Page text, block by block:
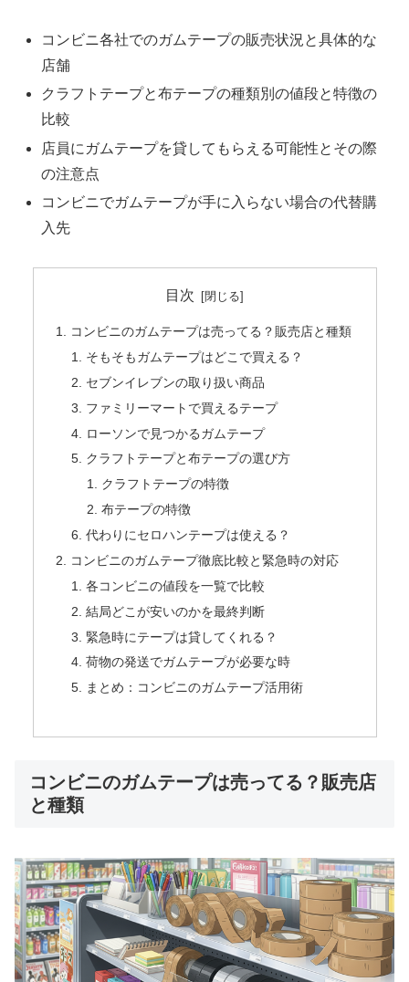
コンビニ各社でのガムテープの販売状況と具体的な
店舗
クラフトテープと布テープの種類別の値段と特徴の
比較
店員にガムテープを貸してもらえる可能性とその際
の注意点
コンビニでガムテープが手に入らない場合の代替購
入先
目次
コンビニのガムテープは売ってる？販売店と種類
そもそもガムテープはどこで買える？
セブンイレブンの取り扱い商品
ファミリーマートで買えるテープ
ローソンで見つかるガムテープ
クラフトテープと布テープの選び方
クラフトテープの特徴
布テープの特徴
代わりにセロハンテープは使える？
コンビニのガムテープ徹底比較と緊急時の対応
各コンビニの値段を一覧で比較
結局どこが安いのかを最終判断
緊急時にテープは貸してくれる？
荷物の発送でガムテープが必要な時
まとめ：コンビニのガムテープ活用術
コンビニのガムテープは売ってる？販売店
と種類